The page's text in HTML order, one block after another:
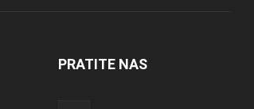
PRATITE NAS